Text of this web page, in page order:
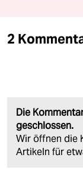
2
Die
geschlossen.
Wir öffnen die
Artikeln für